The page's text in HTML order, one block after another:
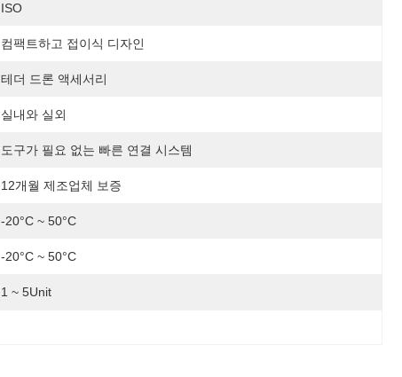
ISO
컴팩트하고 접이식 디자인
테더 드론 액세서리
실내와 실외
도구가 필요 없는 빠른 연결 시스템
12개월 제조업체 보증
-20°C ~ 50°C
-20°C ~ 50°C
1 ~ 5Unit